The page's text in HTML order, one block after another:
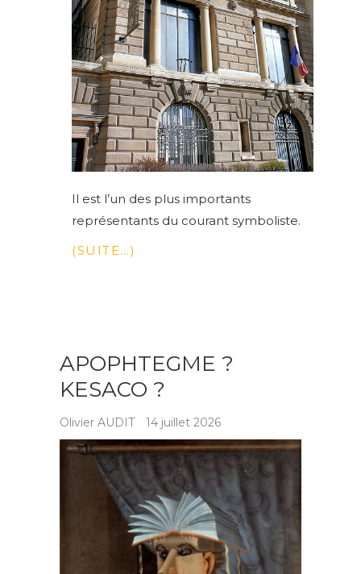
Il est l’un des plus importants
représentants du courant symboliste.
(SUITE…)
APOPHTEGME ?
KESACO ?
Olivier AUDIT 14 juillet 2026